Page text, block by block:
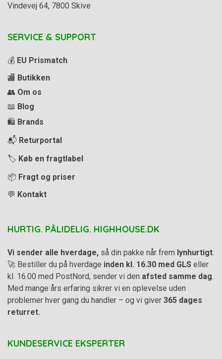
Vindevej 64, 7800 Skive
SERVICE & SUPPORT
💰 EU Prismatch
🏬 Butikken
👥 Om os
📖 Blog
🛍️ Brands
📬 Returportal
🏷️ Køb en fragtlabel
📦 Fragt og priser
💬 Kontakt
HURTIG. PÅLIDELIG. HIGHHOUSE.DK
Vi sender alle hverdage, så din pakke når frem lynhurtigt
🚀 Bestiller du på hverdage inden kl. 16.30 med GLS eller
kl. 16.00 med PostNord, sender vi den afsted samme dag
Med mange års erfaring sikrer vi en oplevelse uden
problemer hver gang du handler – og vi giver 365 dages
returret.
KUNDESERVICE EKSPERTER